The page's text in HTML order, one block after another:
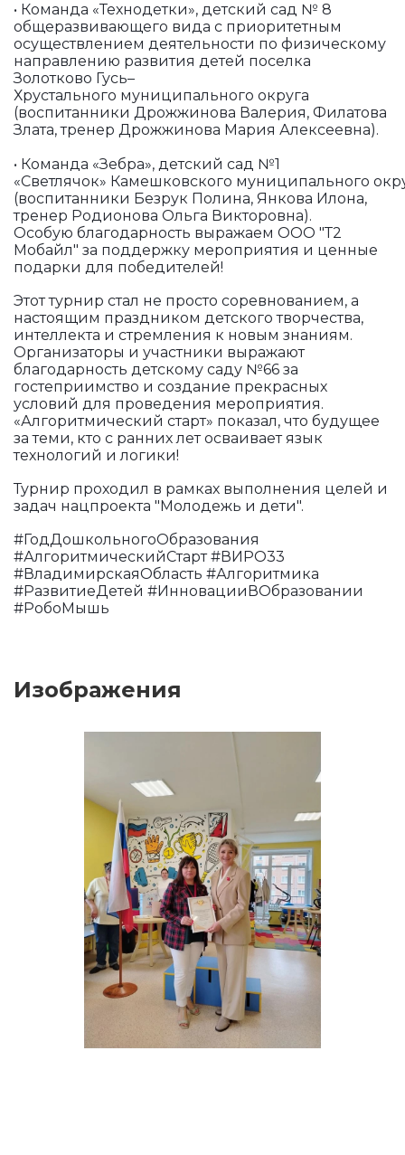
• Команда «Технодетки», детский сад № 8
общеразвивающего вида с приоритетным
осуществлением деятельности по физическому
направлению развития детей поселка
Золотково Гусь–
Хрустального муниципального округа
(воспитанники Дрожжинова Валерия, Филатова
Злата, тренер Дрожжинова Мария Алексеевна).
• Команда «Зебра», детский сад №1
«Светлячок» Камешковского муниципального
(воспитанники Безрук Полина, Янкова Илона,
тренер Родионова Ольга Викторовна).
Особую благодарность выражаем ООО "Т2
Мобайл" за поддержку мероприятия и ценные
подарки для победителей!
Этот турнир стал не просто соревнованием, а
настоящим праздником детского творчества,
интеллекта и стремления к новым знаниям.
Организаторы и участники выражают
благодарность детскому саду №66 за
гостеприимство и создание прекрасных
условий для проведения мероприятия.
«Алгоритмический старт» показал, что будущее
за теми, кто с ранних лет осваивает язык
технологий и логики!
Турнир проходил в рамках выполнения целей и
задач нацпроекта "Молодежь и дети".
#ГодДошкольногоОбразования
#АлгоритмическийСтарт #ВИРО33
#ВладимирскаяОбласть #Алгоритмика
#РазвитиеДетей #ИнновацииВОбразовании
#РобоМышь
Изображения